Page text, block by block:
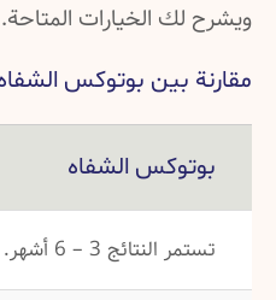
ويشرح لك الخيارات المتاحة.
مقارنة بين بوتوكس
بوتوكس الشفاه
تستمر النتائج 3 – 6 أشهر.